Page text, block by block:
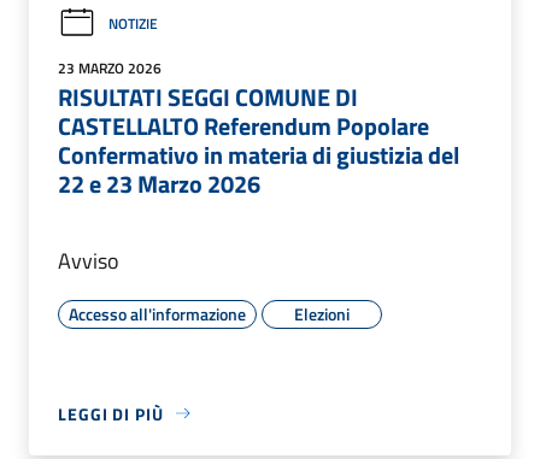
NOTIZIE
23 MARZO 2026
RISULTATI SEGGI COMUNE DI
CASTELLALTO Referendum Popolare
Confermativo in materia di giustizia del
22 e 23 Marzo 2026
Avviso
Accesso all'informazione Elezioni
LEGGI DI PIÙ